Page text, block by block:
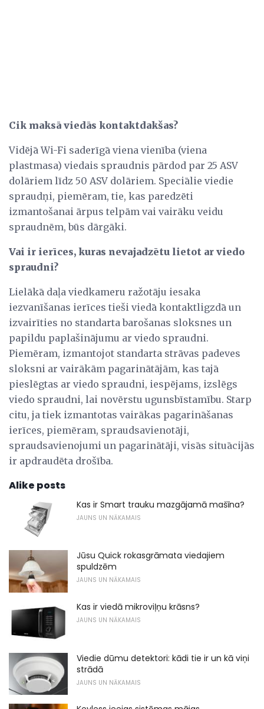
Cik maksā viedās kontaktdakšas?
Vidējā Wi-Fi saderīgā viena vienība (viena
plastmasa) viedais spraudnis pārdod par 25 ASV
dolāriem līdz 50 ASV dolāriem. Speciālie viedie
spraudņi, piemēram, tie, kas paredzēti
izmantošanai ārpus telpām vai vairāku veidu
spraudnēm, būs dārgāki.
Vai ir ierīces, kuras nevajadzētu lietot ar viedo
spraudni?
Lielākā daļa viedkameru ražotāju iesaka
iezvanīšanas ierīces tieši viedā kontaktligzdā un
izvairīties no standarta barošanas sloksnes un
papildu paplašinājumu ar viedo spraudni.
Piemēram, izmantojot standarta strāvas padeves
sloksni ar vairākām pagarinātājām, kas tajā
pieslēgtas ar viedo spraudni, iespējams, izslēgs
viedo spraudni, lai novērstu ugunsbīstamību. Starp
citu, ja tiek izmantotas vairākas pagarināšanas
ierīces, piemēram, spraudsavienotāji,
spraudsavienojumi un pagarinātāji, visās situācijās
ir apdraudēta drošība.
Alike posts
Kas ir Smart trauku mazgājamā mašīna?
JAUNS UN NĀKAMAIS
Jūsu Quick rokasgrāmata viedajiem
spuldzēm
JAUNS UN NĀKAMAIS
Kas ir viedā mikroviļņu krāsns?
JAUNS UN NĀKAMAIS
Viedie dūmu detektori: kādi tie ir un kā viņi
strādā
JAUNS UN NĀKAMAIS